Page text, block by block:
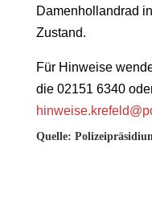
Damenhollandrad
Zustand.
Für Hinweise
die 02151 6340
Quelle: